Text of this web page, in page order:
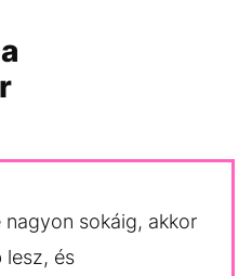
sokáig, akkor
lesz, és